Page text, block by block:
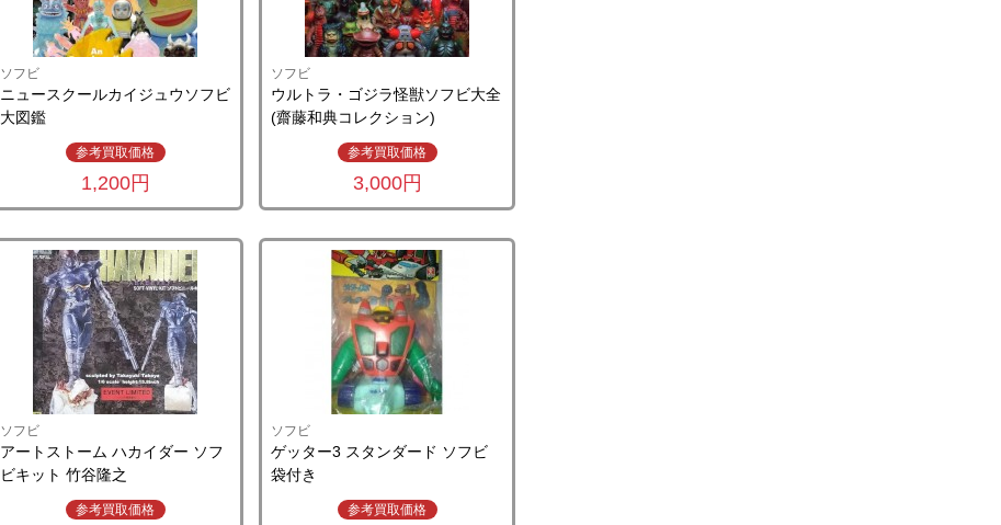
ソフビ
ニュースクールカイジュウソフビ
大図鑑
参考買取価格
1,200円
ソフビ
ウルトラ・ゴジラ怪獣ソフビ大全
(齋藤和典コレクション)
参考買取価格
3,000円
ソフビ
アートストーム ハカイダー ソフ
ビキット 竹谷隆之
参考買取価格
ソフビ
ゲッター3 スタンダード ソフビ
袋付き
参考買取価格